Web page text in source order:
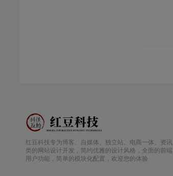
红豆科技专为博客、自媒体、独立站、电商一体、资讯
类的网站设计开发，简约优雅的设计风格，全面的前端
用户功能，简单的模块化配置，欢迎您的体验